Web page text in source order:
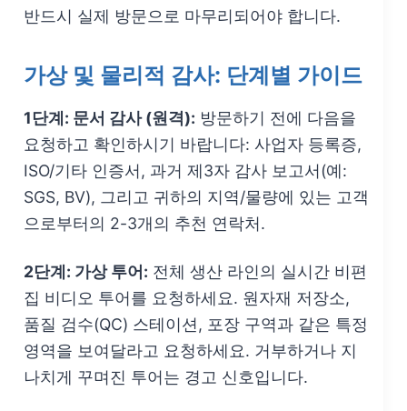
반드시 실제 방문으로 마무리되어야 합니다.
가상 및 물리적 감사: 단계별 가이드
1단계: 문서 감사 (원격): 방문하기 전에 다음을
요청하고 확인하시기 바랍니다: 사업자 등록증,
ISO/기타 인증서, 과거 제3자 감사 보고서(예:
SGS, BV), 그리고 귀하의 지역/물량에 있는 고객
으로부터의 2-3개의 추천 연락처.
2단계: 가상 투어: 전체 생산 라인의 실시간 비편
집 비디오 투어를 요청하세요. 원자재 저장소,
품질 검수(QC) 스테이션, 포장 구역과 같은 특정
영역을 보여달라고 요청하세요. 거부하거나 지
나치게 꾸며진 투어는 경고 신호입니다.